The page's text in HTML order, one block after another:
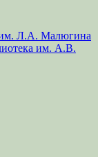
им. Л.А. Малюгина
им. А.В.